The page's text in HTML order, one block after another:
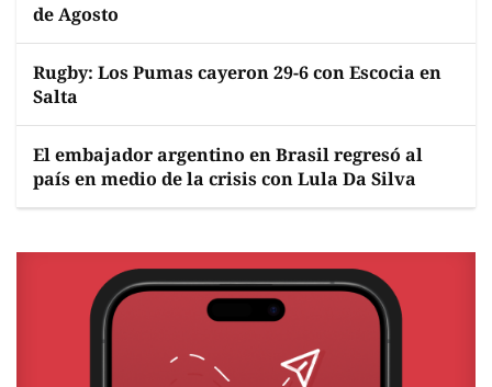
de Agosto
Rugby: Los Pumas cayeron 29-6 con Escocia en
Salta
El embajador argentino en Brasil regresó al
país en medio de la crisis con Lula Da Silva